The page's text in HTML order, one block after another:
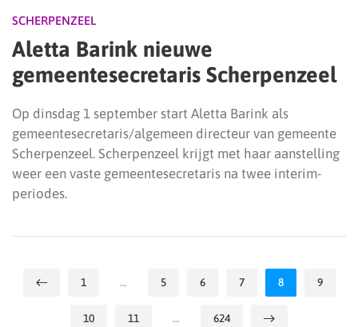
SCHERPENZEEL
Aletta Barink nieuwe
gemeentesecretaris Scherpenzeel
Op dinsdag 1 september start Aletta Barink als
gemeentesecretaris/algemeen directeur van gemeente
Scherpenzeel. Scherpenzeel krijgt met haar aanstelling
weer een vaste gemeentesecretaris na twee interim-
periodes.
1 … 5 6 7 8 9
10 11 … 624